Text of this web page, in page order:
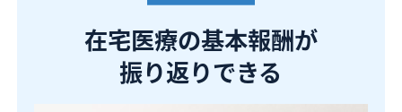
在宅医療の基本報酬が
振り返りできる